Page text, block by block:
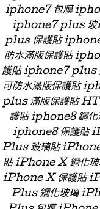
iphone7 包膜
iphone7 plus 玻
plus 保護貼
防水滿版保護貼
護貼 iphone7 plus
可防水滿版保護貼
plus 滿版保護貼
護貼 iphone8 鋼
iphone8 保護貼
Plus 玻璃貼
貼 iPhone X 鋼化
iPhone X 保護貼
Plus 鋼化玻璃